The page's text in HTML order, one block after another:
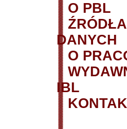
O PBL
ŹRÓDŁA
DANYCH
O
IBL